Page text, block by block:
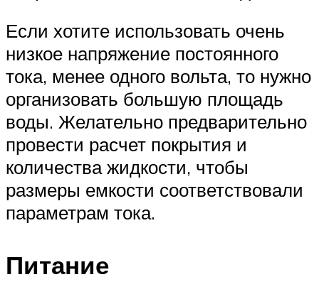
Если хотите использовать очень
низкое напряжение постоянного
тока, менее одного вольта, то нужно
организовать большую площадь
воды. Желательно предварительно
провести расчет покрытия и
количества жидкости, чтобы
размеры емкости соответствовали
параметрам тока.
Питание